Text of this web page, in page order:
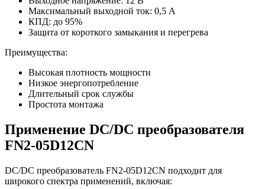
Максимальный выходной ток: 0,5 А
КПД: до 95%
Защита от короткого замыкания и перегрева
Преимущества:
Высокая плотность мощности
Низкое энергопотребление
Длительный срок службы
Простота монтажа
Применение DC/DC преобразователя
FN2-05D12CN
DC/DC преобразователь FN2-05D12CN подходит для
широкого спектра применений, включая: